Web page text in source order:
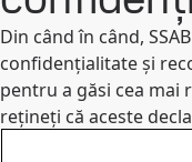
Din când în când,
confidențialitate și
pentru a găsi cea mai
rețineți că aceste